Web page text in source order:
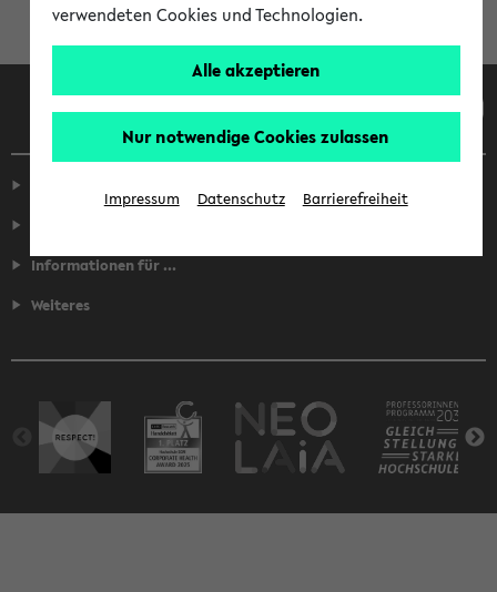
Informationen für ...
Weiteres
verwendeten Cookies und Technologien.
Alle akzeptieren
Nur notwendige Cookies zulassen
Impressum Datenschutz Barrierefreiheit